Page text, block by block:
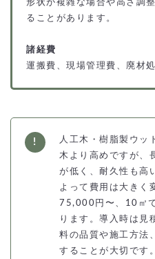
形状が複雑な場合や高さ調
ることがあります。
諸経費
運搬費、現場管理費、廃材
人工木・樹脂製ウッ
木より高めですが、
が低く、耐久性も高
よって費用は大きく
75,000円〜、10㎡
ります。導入時は見
料の品質や施工方法
することが大切です。